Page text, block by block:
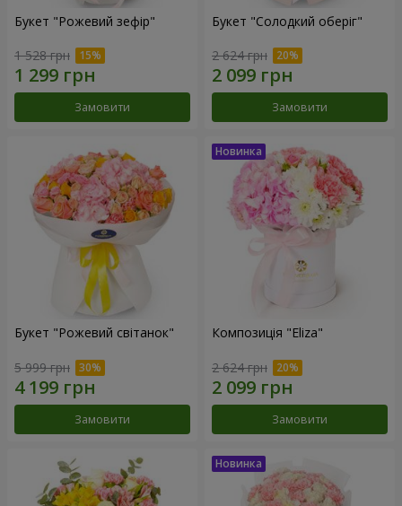
Букет "Рожевий зефір"
1 528 грн
Замовити
Букет "Солодкий оберіг"
2 624 грн
Замовити
Букет "Рожевий світанок"
5 999 грн
Замовити
Композиція "Eliza"
2 624 грн
Замовити